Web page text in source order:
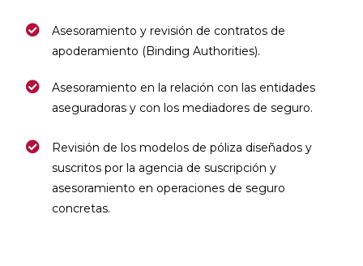
Asesoramiento y revisión de contratos de
apoderamiento (Binding Authorities).
Asesoramiento en la relación con las entidades
aseguradoras y con los mediadores de seguro.
Revisión de los modelos de póliza diseñados y
suscritos por la agencia de suscripción y
asesoramiento en operaciones de seguro
concretas.